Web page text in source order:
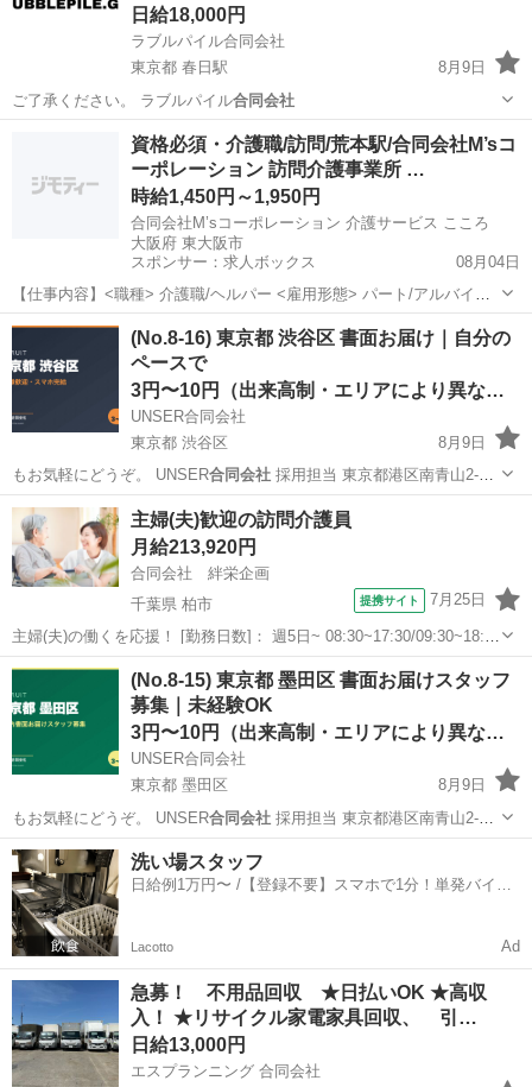
日給18,000円
ラブルパイル合同会社
東京都 春日駅
8月9日
ご了承ください。 ラブルパイル合同会社
文京区 春日駅 その他
資格必須・介護職/訪問/荒本駅/合同会社M’sコ
ーポレーション 訪問介護事業所 …
時給1,450円～1,950円
合同会社M’sコーポレーション 介護サービス こころ
大阪府 東大阪市
スポンサー：求人ボックス
08月04日
【仕事内容】<職種> 介護職/ヘルパー <雇用形態> パート/アルバイト
<施設形態> 訪問介護 <お仕事内容> 訪問介護事業所での介護職 ・パー
トでの募集になります。 ーココがポイントー ・残業はほとんどありま
せん。 ・社内コミ...
アルバイト・パート
(No.8-16) 東京都 渋谷区 書面お届け｜自分の
ペースで
3円〜10円（出来高制・エリアにより異なる）
UNSER合同会社
東京都 渋谷区
8月9日
もお気軽にどうぞ。 UNSER合同会社採用担当 東京都港区南青山2-
2…東京 渋谷区 ポスティング 合同会社
主婦(夫)歓迎の訪問介護員
月給213,920円
合同会社 絆栄企画
千葉県 柏市
提携サイト 7月25日
主婦(夫)の働くを応援！ [勤務日数]： 週5日~ 08:30~17:30/09:30~18:30
月/火/水/木/金/土 などから選べます [勤務地・最寄駅]： 千葉県柏市花
野井1413 たへい訪問介護ステーション ...
千葉 柏市 介護福祉士
(No.8-15) 東京都 墨田区 書面お届けスタッフ
募集｜未経験OK
3円〜10円（出来高制・エリアにより異なる）
UNSER合同会社
東京都 墨田区
8月9日
もお気軽にどうぞ。 UNSER合同会社採用担当 東京都港区南青山2-
2…東京 墨田区 ポスティング
洗い場スタッフ
日給例1万円〜 /【登録不要】スマホで1分！単発バイト
Lacotto Ad
急募！ 不用品回収 ★日払いOK ★高収
入！ ★リサイクル家電家具回収、 引…
日給13,000円
エスプランニング 合同会社